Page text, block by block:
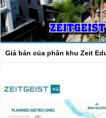
Giá bán của phân khu Zeit